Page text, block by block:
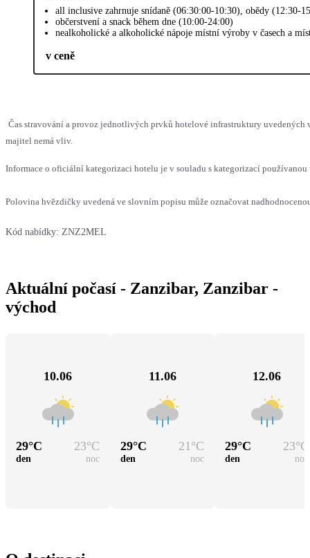
all inclusive zahrnuje snídaně (06:30:00-10:30), obědy (12:30-
občerstvení a snack během dne (10:00-24:00)
nealkoholické a alkoholické nápoje místní výroby v časech a
v ceně
Čas stravování a provoz jednotlivých prvků hotelové infrastruktury uvedených
majitel nemá vliv.
Informace o oficiální kategorizaci hotelu je v souladu s kategorizací
Polovina hvězdičky uvedená ve slovním popisu může označovat
Kód nabídky: ZNZ2MEL
Aktuální počasí - Zanzibar, Zanzibar -
východ
10.06
29°C 23°C
den noc
11.06
29°C 21 °C
den noc
12.06
29°C 23°C
den noc